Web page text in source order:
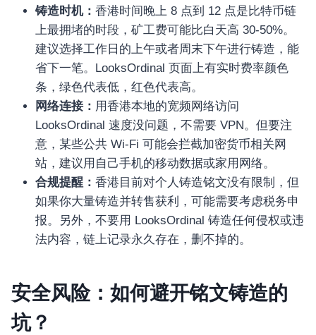
铸造时机： 香港时间晚上 8 点到 12 点是比特币链
上最拥堵的时段，矿工费可能比白天高 30-50%。
建议选择工作日的上午或者周末下午进行铸造，能
省下一笔。LooksOrdinal 页面上有实时费率颜色
条，绿色代表低，红色代表高。
网络连接： 用香港本地的宽频网络访问
LooksOrdinal 速度没问题，不需要 VPN。但要注
意，某些公共 Wi-Fi 可能会拦截加密货币相关网
站，建议用自己手机的移动数据或家用网络。
合规提醒： 香港目前对个人铸造铭文没有限制，但
如果你大量铸造并转售获利，可能需要考虑税务申
报。另外，不要用 LooksOrdinal 铸造任何侵权或违
法内容，链上记录永久存在，删不掉的。
安全风险：如何避开铭文铸造的
坑？